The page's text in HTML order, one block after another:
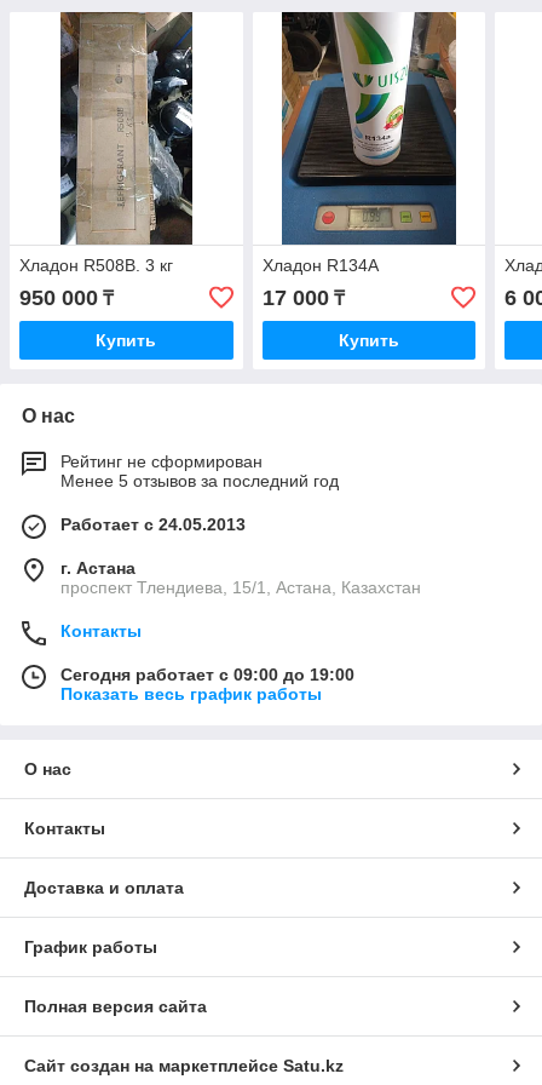
Хладон R508B. 3 кг
950 000 ₸
Купить
Хладон R134A
17 000₸
Купить
6
О нас
Рейтинг не сформирован
Менее 5 отзывов за последний год
Работает с 24.05.2013
г. Астана
проспект Тлендиева, 15/1, Астана, Казахстан
Контакты
Сегодня работает с 09:00 до 19:00
Показать весь график работы
О нас
Контакты
Доставка и оплата
График работы
Полная версия сайта
Сайт создан на маркетплейсе Satu.kz